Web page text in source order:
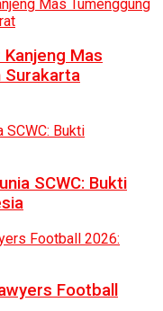
Kanjeng Mas
Surakarta
SCWC: Bukti
Football